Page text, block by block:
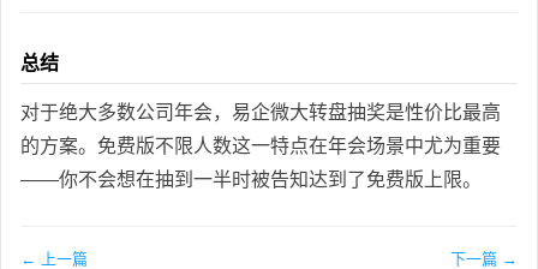
总结
对于绝大多数公司年会，易企微大转盘抽奖是性价比最高
的方案。免费版不限人数这一特点在年会场景中尤为重要
——你不会想在抽到一半时被告知达到了免费版上限。
← 上一篇 下一篇 →